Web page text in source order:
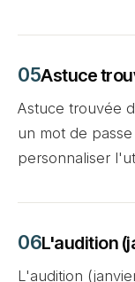
Astuce
Astuce trouvée
un mot de
personnaliser
L'audition
L'audition